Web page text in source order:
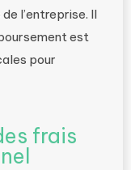
l’entreprise. Il
est
pour
frais